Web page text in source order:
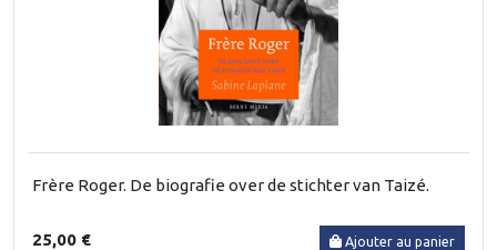
Frère Roger. De biografie over de stichter van Taizé.
25,00 € Ajouter au panier